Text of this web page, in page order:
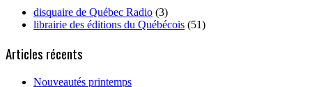
disquaire de Québec Radio (3)
librairie des éditions du Québécois (51)
Articles récents
Nouveautés printemps